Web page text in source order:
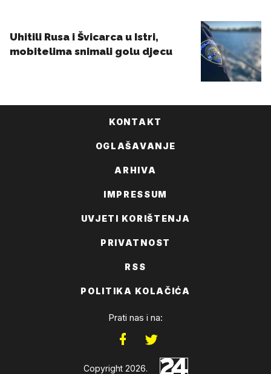
KONTAKT
OGLAŠAVANJE
ARHIVA
IMPRESSUM
UVJETI KORIŠTENJA
PRIVATNOST
RSS
POLITIKA KOLAČIĆA
Prati nas i na:
Copyright 2026.